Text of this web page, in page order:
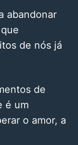
abandonar
de nós já
de
é um
o amor, a